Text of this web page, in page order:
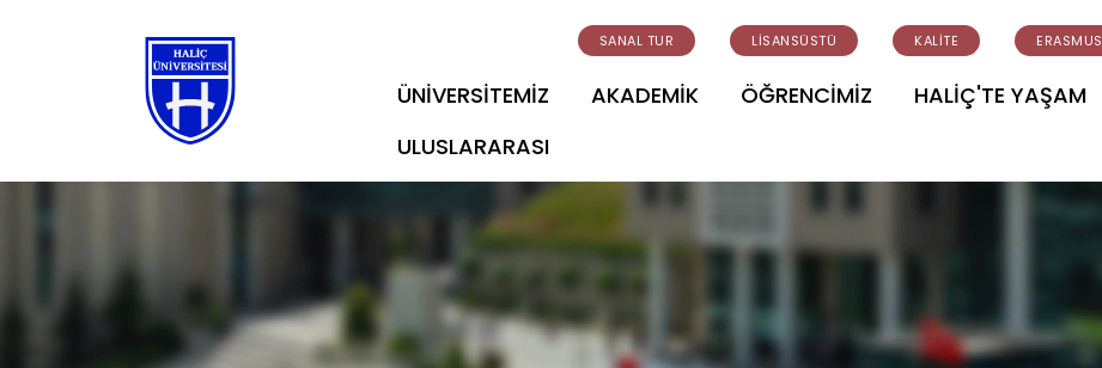
SANAL TUR LİSANSÜSTÜ KALİTE ERASMUS
ÜNİVERSİTEMİZ AKADEMİK ÖĞRENCİMİZ HALİÇ'TE YAŞAM
ULUSLARARASI